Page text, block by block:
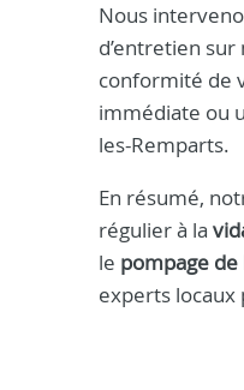
Nous
d’entretien
conformité de
immédiate ou
les-Remparts.
En résumé,
régulier à la
le pompage de
experts locaux